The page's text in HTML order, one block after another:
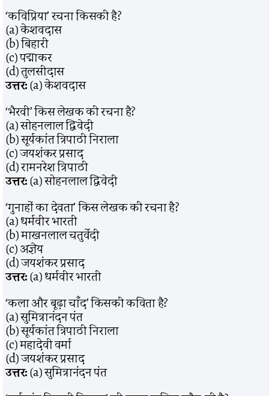
‘कविप्रिया’ रचना किसकी है?
(a) केशवदास
(b) बिहारी
(c) पद्माकर
(d) तुलसीदास
उत्तर:(a) केशवदास
‘भैरवी’ किस लेखक की रचना है?
(a) सोहनलाल द्विवेदी
(b) सूर्यकांत त्रिपाठी निराला
(c) जयशंकर प्रसाद
(d) रामनरेश त्रिपाठी
उत्तर:(a) सोहनलाल द्विवेदी
‘गुनाहों का देवता’ किस लेखक की रचना है?
(a) धर्मवीर भारती
(b) माखनलाल चतुर्वेदी
(c) अज्ञेय
(d) जयशंकर प्रसाद
उत्तर:(a) धर्मवीर भारती
‘कला और बूढ़ा चाँद’ किसकी कविता है?
(a) सुमित्रानंदन पंत
(b) सूर्यकांत त्रिपाठी निराला
(c) महादेवी वर्मा
(d) जयशंकर प्रसाद
उत्तर:(a) सुमित्रानंदन पंत